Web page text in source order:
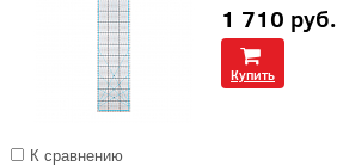
1 710 руб.
Купить
К сравнению